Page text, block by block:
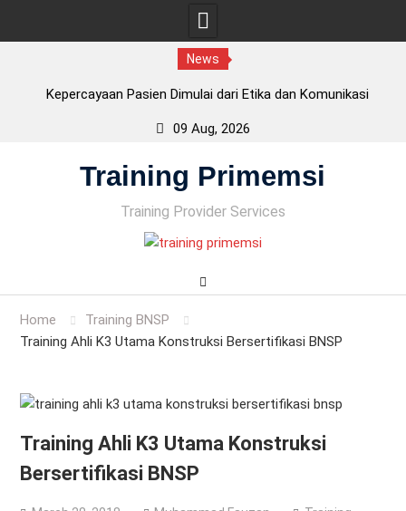
News
Kepercayaan Pasien Dimulai dari Etika dan Komunikasi
CPKB – Cara Pembuatan Kosmetik yang Baik : Bukan
Fasilitas CPKB: Persyaratan Bangunan Sesuai Standar
CPKB
ISO 22716 adalah? Panduan Lengkap GMP Kosmetik untuk
Industri
09 Aug, 2026
Training Primemsi
Training Provider Services
Home
Training BNSP
Training Ahli K3 Utama Konstruksi Bersertifikasi BNSP
Training Ahli K3 Utama Konstruksi
Bersertifikasi BNSP